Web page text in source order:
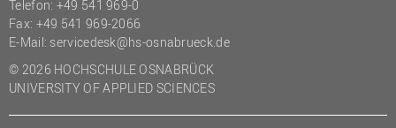
Telefon: +49 541 969-0
Fax: +49 541 969-2066
E-Mail: servicedesk@hs-osnabrueck.de
© 2026 HOCHSCHULE OSNABRÜCK
UNIVERSITY OF APPLIED SCIENCES